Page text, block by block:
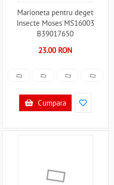
Marioneta pentru deget
Insecte Moses MS16003
B39017650
23.00 RON
Cumpara